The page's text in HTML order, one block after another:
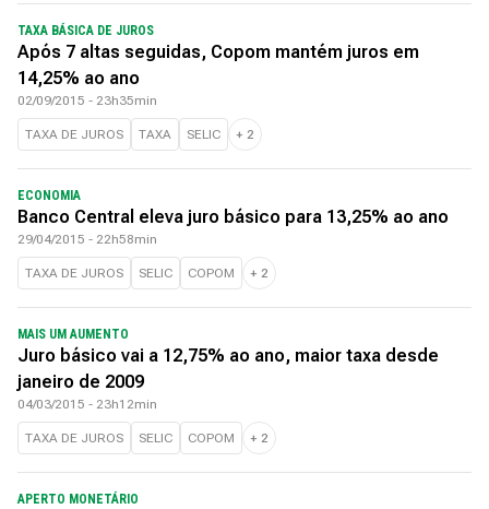
TAXA BÁSICA DE JUROS
Após 7 altas seguidas, Copom mantém juros em
14,25% ao ano
02/09/2015 - 23h35min
TAXA DE JUROS TAXA SELIC + 2
ECONOMIA
Banco Central eleva juro básico para 13,25% ao ano
29/04/2015 - 22h58min
TAXA DE JUROS SELIC COPOM + 2
MAIS UM AUMENTO
Juro básico vai a 12,75% ao ano, maior taxa desde
janeiro de 2009
04/03/2015 - 23h12min
TAXA DE JUROS SELIC COPOM + 2
APERTO MONETÁRIO